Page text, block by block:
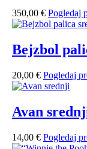
350,00 € Pogledaj
Bejzbol
20,00 € Pogledaj
Avan
14,00 € Pogledaj